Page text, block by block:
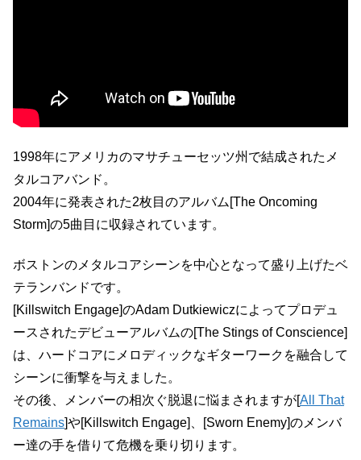
1998年にアメリカのマサチューセッツ州で結成されたメ
タルコアバンド。
2004年に発表された2枚目のアルバム[The Oncoming
Storm]の5曲目に収録されています。
ボストンのメタルコアシーンを中心となって盛り上げたベ
テランバンドです。
[Killswitch Engage]のAdam Dutkiewiczによってプロデュ
ースされたデビューアルバムの[The Stings of Conscience]
は、ハードコアにメロディックなギターワークを融合して
シーンに衝撃を与えました。
その後、メンバーの相次ぐ脱退に悩まされますが[All That
Remains]や[Killswitch Engage]、[Sworn Enemy]のメンバ
ー達の手を借りて危機を乗り切ります。